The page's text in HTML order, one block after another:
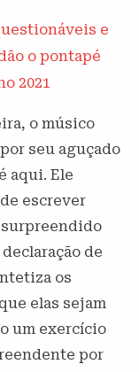
e
o pontapé
2021
o músico
seu aguçado
aqui. Ele
escrever
surpreendido
de
os
elas sejam
um exercício
por